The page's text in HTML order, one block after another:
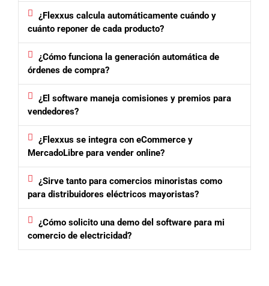
¿Flexxus calcula automáticamente cuándo y
cuánto reponer de cada producto?
¿Cómo funciona la generación automática de
órdenes de compra?
¿El software maneja comisiones y premios para
vendedores?
¿Flexxus se integra con eCommerce y
MercadoLibre para vender online?
¿Sirve tanto para comercios minoristas como
para distribuidores eléctricos mayoristas?
¿Cómo solicito una demo del software para mi
comercio de electricidad?